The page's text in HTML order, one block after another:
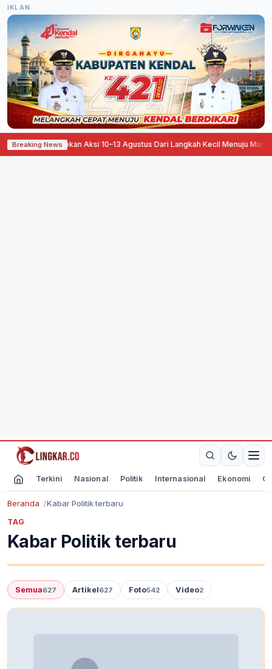
IKLAN
Breaking News
Siapkan Aksi 10–13 Agustus·Dari Langkah Kecil Menuju Manfaat Besar,
Terkini Nasional Politik Internasional Ekonomi
Beranda Kabar Politik terbaru
TAG
Kabar Politik terbaru
Semua627 Artikel627 Foto542 Video2